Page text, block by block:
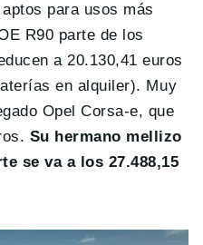
para usos más
R90 parte de los
a 20.130,41 euros
en alquiler). Muy
Opel Corsa-e, que
Su hermano mellizo
se va a los 27.488,15